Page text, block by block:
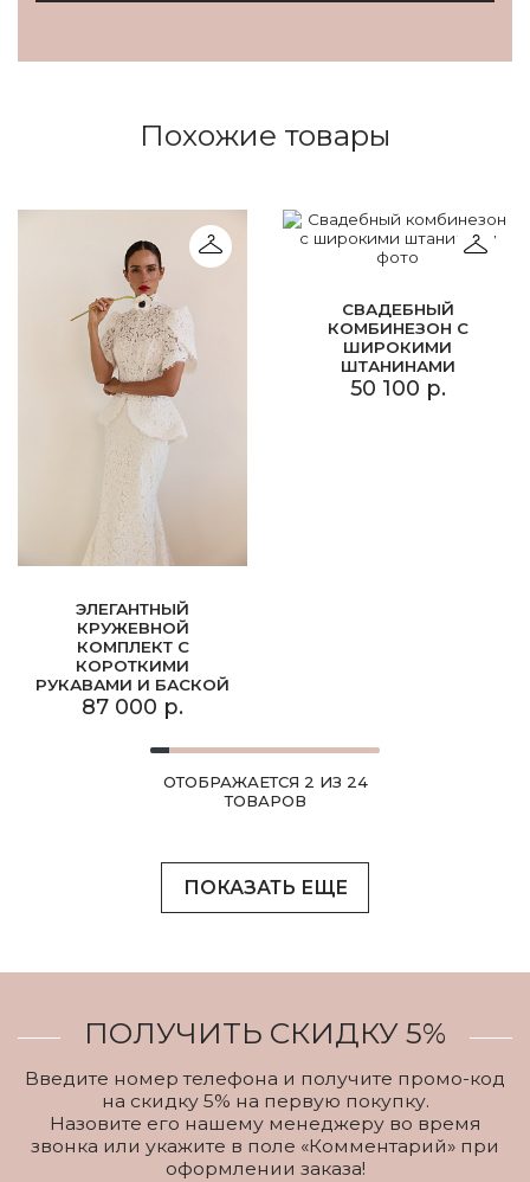
Похожие товары
ЭЛЕГАНТНЫЙ
КРУЖЕВНОЙ
КОМПЛЕКТ С
КОРОТКИМИ
РУКАВАМИ И БАСКОЙ
87 000 р.
СВАДЕБНЫЙ
КОМБИНЕЗОН С
ШИРОКИМИ
ШТАНИНАМИ
50 100 р.
ОТОБРАЖАЕТСЯ 2 ИЗ 24
ТОВАРОВ
ПОКАЗАТЬ ЕЩЕ
ПОЛУЧИТЬ СКИДКУ 5%
Введите номер телефона и получите промо-код
на скидку 5% на первую покупку.
Назовите его нашему менеджеру во время
звонка или укажите в поле «Комментарий» при
оформлении заказа!